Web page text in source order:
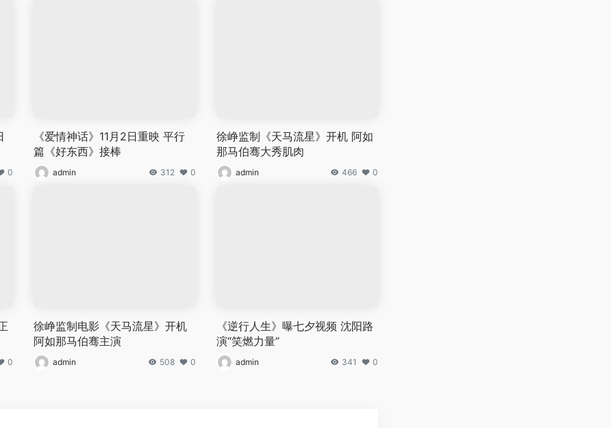
0
《爱情神话》11月2日重映 平行
篇《好东西》接棒
admin 312 0
徐峥监制《天马流星》开机 阿如
那马伯骞大秀肌肉
admin 466 0
0
徐峥监制电影《天马流星》开机
阿如那马伯骞主演
admin 508 0
《逆行人生》曝七夕视频 沈阳路
演“笑燃力量”
admin 341 0